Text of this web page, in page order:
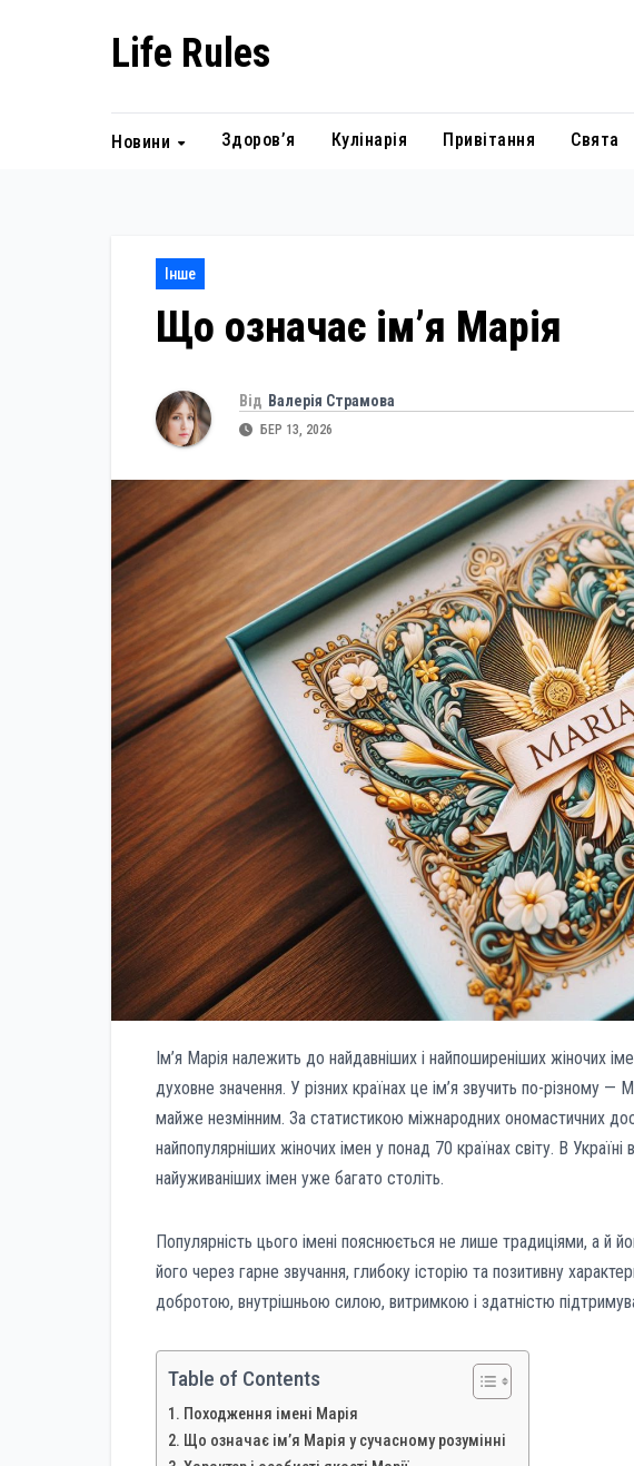
Life Rules
Новини Здоров’я Кулінарія Привітання Свята
Інше
Що означає ім’я Марія
Від Валерія Страмова
БЕР 13, 2026
Ім’я Марія належить до найдавніших і найпоширеніших жіночих
духовне значення. У різних країнах це ім’я звучить по-різному
майже незмінним. За статистикою міжнародних ономастичних
найпопулярніших жіночих імен у понад 70 країнах світу. В
найуживаніших імен уже багато століть.
Популярність цього імені пояснюється не лише традиціями, а й
його через гарне звучання, глибоку історію та позитивну
добротою, внутрішньою силою, витримкою і здатністю
Table of Contents
Походження імені Марія
Що означає ім’я Марія у сучасному розумінні